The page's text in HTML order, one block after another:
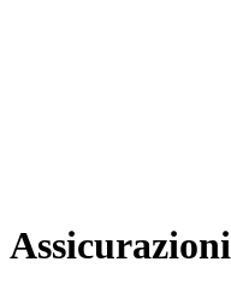
Assicurazioni